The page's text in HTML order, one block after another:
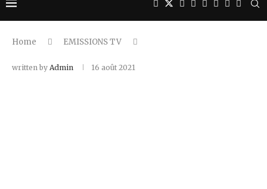
Home EMISSIONS TV
written by Admin 16 août 2021